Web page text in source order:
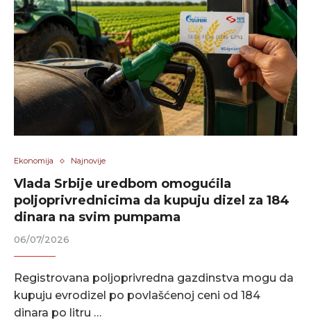
Ekonomija Najnovije
Vlada Srbije uredbom omogućila
poljoprivrednicima da kupuju dizel za 184
dinara na svim pumpama
06/07/2026
Registrovana poljoprivredna gazdinstva mogu da
kupuju evrodizel po povlašćenoj ceni od 184
dinara po litru …